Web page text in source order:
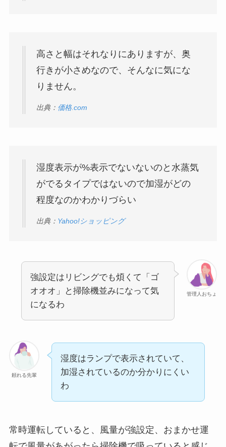
高さと幅はそれなりにありますが、奥
行きが小さめなので、そんなに気にな
りません。
出典： 価格.com
湿度表示が%表示でないないのと水蒸気
がでるタイプではないので加湿がどの
程度なのかわかりづらい
出典： Yahoo!ショッピング
管理人おちょ
強設定はリビングでも煩くて「ゴ
オオオ」と掃除機並みになって気
になるわ
頼れる先輩
湿度はランプで表示されていて、
加湿されているのか分かりにくい
わ
常時運転していると、風量が強設定、おまかせ運